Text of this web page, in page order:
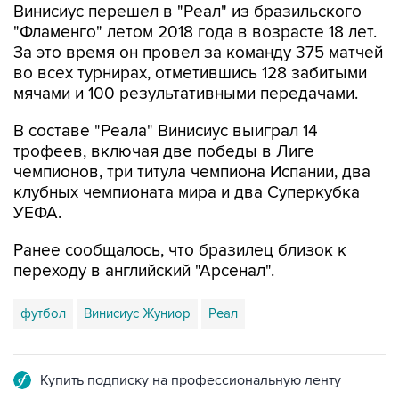
Винисиус перешел в "Реал" из бразильского
"Фламенго" летом 2018 года в возрасте 18 лет.
За это время он провел за команду 375 матчей
во всех турнирах, отметившись 128 забитыми
мячами и 100 результативными передачами.
В составе "Реала" Винисиус выиграл 14
трофеев, включая две победы в Лиге
чемпионов, три титула чемпиона Испании, два
клубных чемпионата мира и два Суперкубка
УЕФА.
Ранее сообщалось, что бразилец близок к
переходу в английский "Арсенал".
футбол Винисиус Жуниор Реал
Купить подписку на профессиональную ленту